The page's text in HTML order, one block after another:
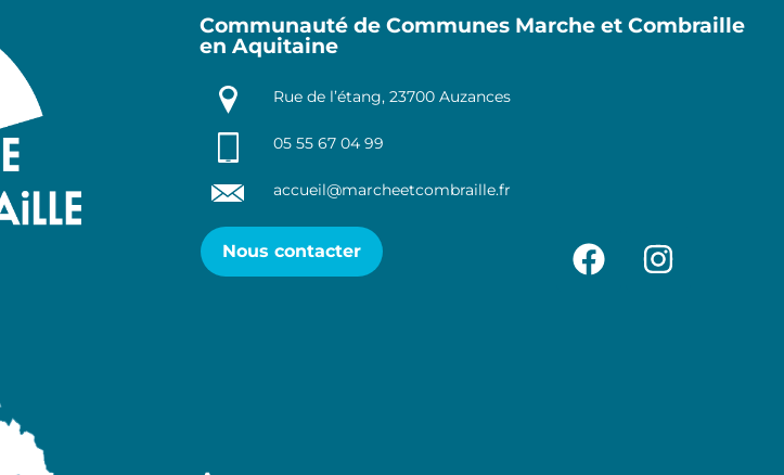
Communauté de Communes Marche et Combraille
en Aquitaine
Rue de l’étang, 23700 Auzances
05 55 67 04 99
accueil@marcheetcombraille.fr
Nous contacter